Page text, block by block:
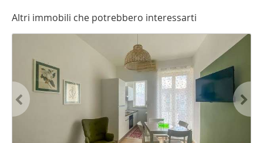
Altri immobili che potrebbero interessarti